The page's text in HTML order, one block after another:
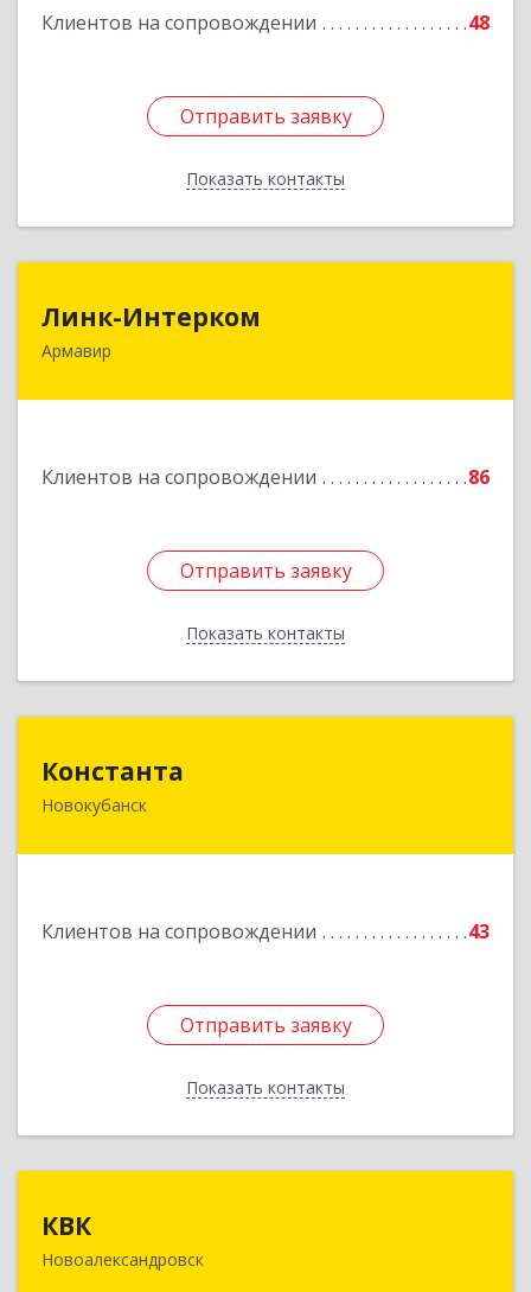
Клиентов на сопровождении 48
Отправить заявку
Показать контакты
Отправить заявку
Назад
Линк-Интерком
Армавир
Клиентов на сопровождении 86
Отправить заявку
Показать контакты
Подробнее
Отправить заявку
Назад
Константа
Новокубанск
Клиентов на сопровождении 43
Отправить заявку
Показать контакты
352240, Краснодарский край, Новокубанск г,
Отправить заявку
Назад
КВК
Новоалександровск